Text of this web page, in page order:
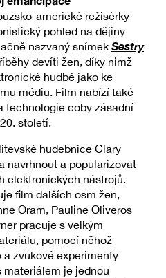
americké režisérky
pohled na dějiny
nazvaný snímek Sestry
devíti žen, díky nimž
hudbě jako ke
médiu. Film nabízí také
technologie coby zásadní
století.
hudebnice Clary
navrhnout a popularizovat
elektronických nástrojů.
film dalších osm žen,
Oram, Pauline Oliveros
pracuje s velkým
pomocí něhož
zvukové experimenty
materiálem je jednou